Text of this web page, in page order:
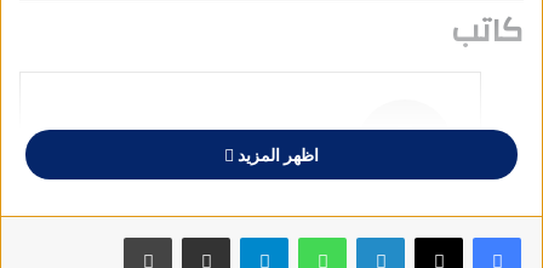
كاتب
Matryoshka News
اظهر المزيد
فيسبوك لينكدإن واتساب